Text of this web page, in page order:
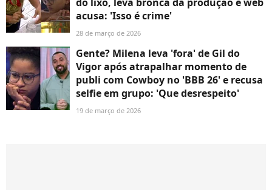
acusa: 'Isso é crime'
28 de março de 2026
Gente? Milena leva 'fora' de Gil do
Vigor após atrapalhar momento de
publi com Cowboy no 'BBB 26' e recusa
selfie em grupo: 'Que desrespeito'
19 de março de 2026